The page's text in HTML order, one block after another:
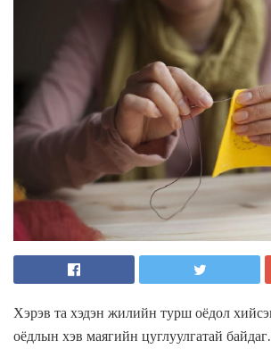
Хэрэв та хэдэн жилийн турш оёдол
оёдлын хэв маягийн цуглуулгатай